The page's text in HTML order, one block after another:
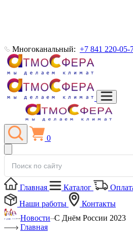
Многоканальный: +7 841 220-05-
0
Главная Каталог
Наши работы
Контакты
Новости С Днём России 2023
Главная